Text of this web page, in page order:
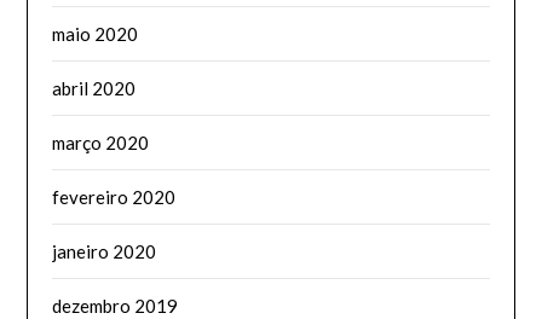
maio 2020
abril 2020
março 2020
fevereiro 2020
janeiro 2020
dezembro 2019